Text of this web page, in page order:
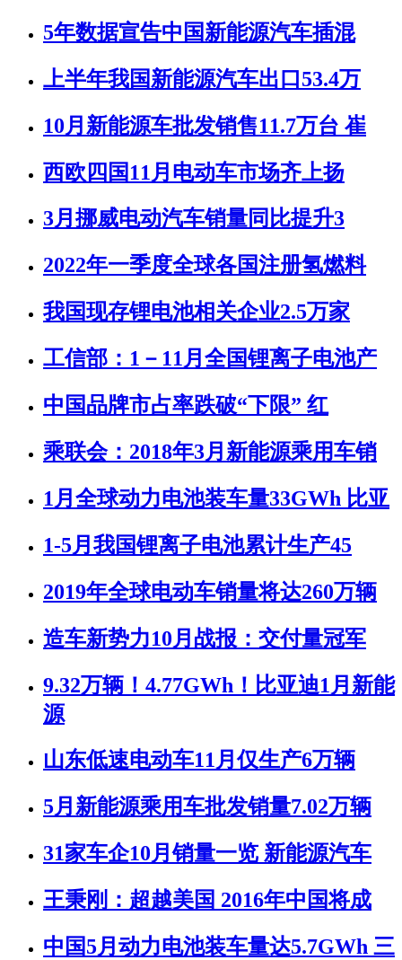
5年数据宣告中国新能源汽车插混
上半年我国新能源汽车出口53.4万
10月新能源车批发销售11.7万台 崔
西欧四国11月电动车市场齐上扬
3月挪威电动汽车销量同比提升3
2022年一季度全球各国注册氢燃料
我国现存锂电池相关企业2.5万家
工信部：1－11月全国锂离子电池产
中国品牌市占率跌破“下限” 红
乘联会：2018年3月新能源乘用车销
1月全球动力电池装车量33GWh 比亚
1-5月我国锂离子电池累计生产45
2019年全球电动车销量将达260万辆
造车新势力10月战报：交付量冠军
9.32万辆！4.77GWh！比亚迪1月新能
源
山东低速电动车11月仅生产6万辆
5月新能源乘用车批发销量7.02万辆
31家车企10月销量一览 新能源汽车
王秉刚：超越美国 2016年中国将成
中国5月动力电池装车量达5.7GWh 三